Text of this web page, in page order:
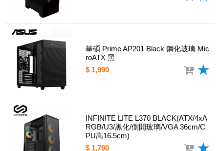
華碩 Prime AP201 Black 鋼化玻璃 Mic
roATX 黑
$ 1,990
INFINITE LITE L370 BLACK(ATX/4xA
RGB/U3/黑化/側開玻璃/VGA 36cm/C
PU高16.5cm)
$ 1,790